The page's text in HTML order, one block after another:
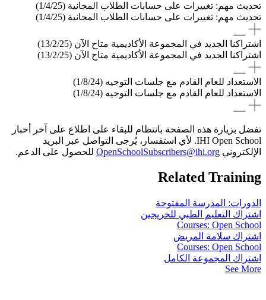
تحديث مهم: تغييرات على حسابات الطلاب المجانية (1/4/25)
تحديث مهم: تغييرات على حسابات الطلاب المجانية (1/4/25)
اشتراكنا الجديد في المجموعة الأكاديمية متاح الآن (13/2/25)
اشتراكنا الجديد في المجموعة الأكاديمية متاح الآن (13/2/25)
الاستعداد للعام القادم مع جلسات التوجيه (1/8/24)
الاستعداد للعام القادم مع جلسات التوجيه (1/8/24)
تفضل بزيارة هذه الصفحة بانتظام للبقاء على اطلاع على آخر أخبار
IHI Open School. لأي استفسار، يُرجى التواصل عبر البريد
الإلكتروني OpenSchoolSubscribers@ihi.org للحصول على الدعم.
Related Training
الدورات: المدرسة المفتوحة
اشتراك التعليم الطبي للخريجين
Courses: Open School
اشتراك سلامة المريض
Courses: Open School
اشتراك المجموعة الكامل
See More